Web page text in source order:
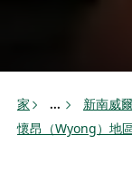
家 ... 新南威
懷昂（Wyong）地